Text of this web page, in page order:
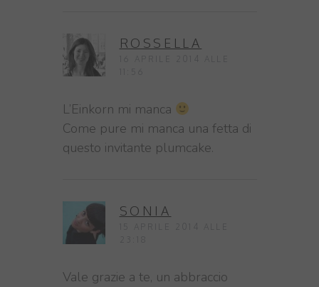
ROSSELLA
L’Einkorn mi manca
Come pure mi manca una fetta di
questo invitante plumcake.
SONIA
Vale grazie a te, un abbraccio